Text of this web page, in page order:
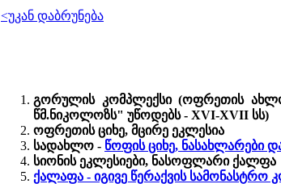
<უკან დაბრუნება
გორულის კომპლექსი (ოფრეთის
წმ.ნიკოლოზს" უწოდებს - XVI-XVII სს)
ოფრეთის ციხე, მცირე ეკლესია
სადახლო - წოფის ციხე, ნასახლარები
სიონის ეკლესიები, ნასოფლარი ქალფა
ქალაფა - იგივე წერაქვის სამონასტრო